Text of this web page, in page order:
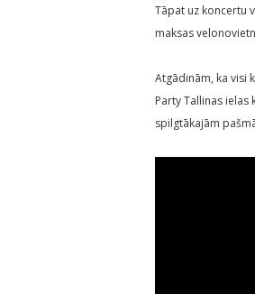
Tāpat uz koncertu
maksas
Atgādinām, ka visi
Party Tallinas ielas
spilgtākajām